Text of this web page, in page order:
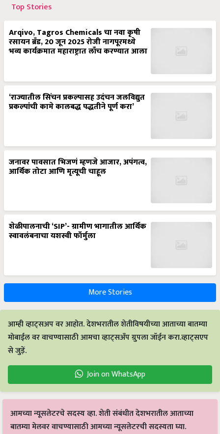
Top Stories
Arqivo, Tagros Chemicals चा नवा कृषी
रसायन ब्रँड, 20 जून 2025 रोजी नागपूरमध्ये
भव्य कार्यक्रमात महाराष्ट्रात लाँच करण्यात आला
‘राज्यातील सिंचन प्रकल्पासह उदंचन जलविद्युत
प्रकल्पांची कामे कालबद्ध पद्धतीने पूर्ण करा’
जनावर पावसात भिजणं म्हणजे आजार, अपंगत्व,
आर्थिक तोटा आणि मृत्यूची चाहूल
शेळीपालनाची ‘SIP’- ग्रामीण भागातील आर्थिक
स्वावलंबनाचा यशस्वी फॉर्मुला
More Stories
आम्ही व्हाट्सअप वर आहोत. देशभरातील शेतीविषयीच्या आताच्या बातम्या
मोबाईल वर वाचण्यासाठी आमचा व्हाट्सअँप ग्रुपला जॉईन करा.व्हाट्सएप
से जुड़ें.
Join on WhatsApp
आमच्या न्यूसलेटरचे सदस्य व्हा. शेती संबंधीत देशभरातील आताच्या
बातम्या मेलवर वाचण्यासाठी आमच्या न्यूसलेटरची सदस्यता घ्या.